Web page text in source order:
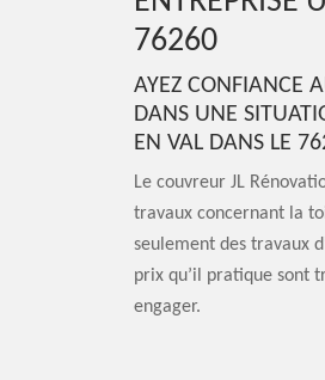
76260
AYEZ CONFIANCE
DANS UNE
EN VAL DANS LE
Le couvreur JL
travaux concernant la
seulement des travaux
prix qu’il pratique sont
engager.